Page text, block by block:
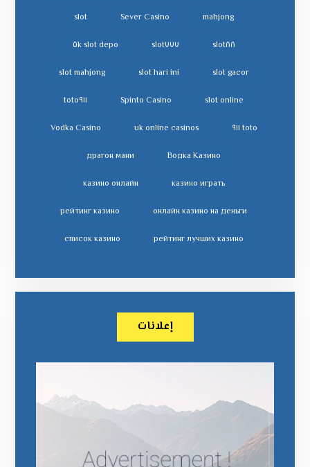
mahjong
Sever Casino
slot
slot٨٨ slot٧٧٧ slot depo ٥k
slot gacor
slot hari ini
slot mahjong
slot online
Spinto Casino toto٩١١
toto ٩١١ uk online casinos
Vodka Casino
Водка Казино
драгон мани
казино играть
казино онлайн
онлайн казино на деньги
рейтинг казино
рейтинг лучших казино
список казино
إعلانات